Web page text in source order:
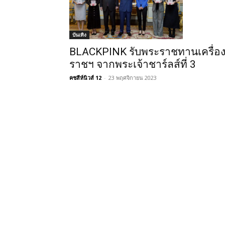
บันเทิง
BLACKPINK รับพระราชทานเครื่อง
ราชฯ จากพระเจ้าชาร์ลส์ที่ 3
คชสีห์นิวส์ 12 - 23 พฤศจิกายน 2023